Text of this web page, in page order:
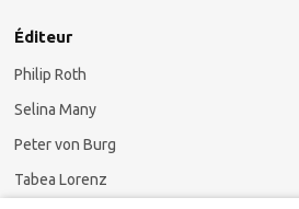
Éditeur
Philip Roth
Selina Many
Peter von Burg
Tabea Lorenz